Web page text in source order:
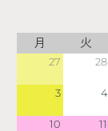
月 火
27 28
3 4
10 11